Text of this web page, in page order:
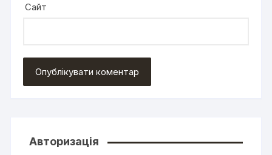
Сайт
Авторизація